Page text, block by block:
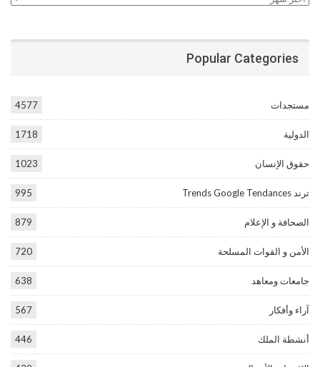
Popular Categories
مستجدات 4577
الدولية 1718
حقوق الإنسان 1023
ترند Trends Google Tendances 995
الصحافة و الإعلام 879
الأمن و القوات المسلحة 720
جامعات ومعاهد 638
آراء وأفكار 567
أنشطة الملك 446